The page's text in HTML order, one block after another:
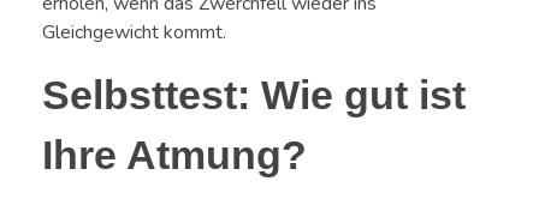
Gleichgewicht kommt.
Selbsttest: Wie gut ist
Ihre Atmung?